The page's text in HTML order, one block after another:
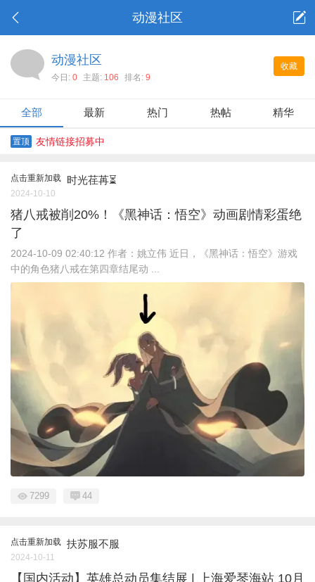
动漫社区
收藏
动漫社区
今日: 0 主题: 106 排名: 9
全部 最新 热门 热帖 精华
置顶 友情链接招募中
点击重新加载 时光荏苒⏳
2024-10-10
猪八戒被削20%！《黑神话：悟空》动画剧情彩蛋绝
了
2024-10-09 02:40:12 作者：姚立伟 近日，《黑神话：悟空》游戏
中的角色猪八戒在第四章结尾动 ...
7299 44
点击重新加载 扶苏服不服
2024-10-11
【国内活动】英雄总动员集结展 | 上海爱琴海站 10月